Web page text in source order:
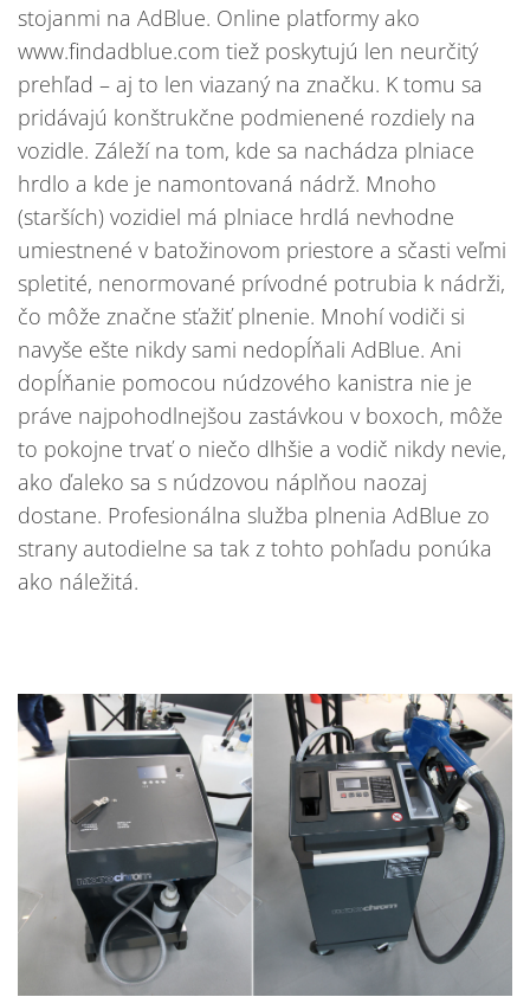
stojanmi na AdBlue. Online platformy ako
www.findadblue.com tiež poskytujú len neurčitý
prehľad – aj to len viazaný na značku. K tomu sa
pridávajú konštrukčne podmienené rozdiely na
vozidle. Záleží na tom, kde sa nachádza plniace
hrdlo a kde je namontovaná nádrž. Mnoho
(starších) vozidiel má plniace hrdlá nevhodne
umiestnené v batožinovom priestore a sčasti veľmi
spletité, nenormované prívodné potrubia k nádrži,
čo môže značne sťažiť plnenie. Mnohí vodiči si
navyše ešte nikdy sami nedopĺňali AdBlue. Ani
dopĺňanie pomocou núdzového kanistra nie je
práve najpohodlnejšou zastávkou v boxoch, môže
to pokojne trvať o niečo dlhšie a vodič nikdy nevie,
ako ďaleko sa s núdzovou náplňou naozaj
dostane. Profesionálna služba plnenia AdBlue zo
strany autodielne sa tak z tohto pohľadu ponúka
ako náležitá.